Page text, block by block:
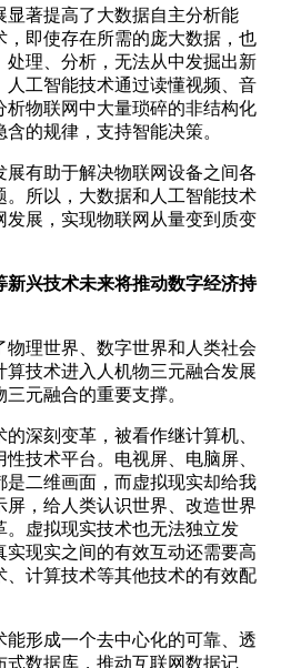
著提高了大数据自主分析能
，即使存在所需的庞大数据，也
处理、分析，无法从中发掘出新
人工智能技术通过读懂视频、音
析物联网中大量琐碎的非结构化
的规律，支持智能决策。
有助于解决物联网设备之间各
。所以，大数据和人工智能技术
发展，实现物联网从量变到质变
新兴技术未来将推动数字经济持
理世界、数字世界和人类社会
算技术进入人机物三元融合发展
元融合的重要支撑。
刻变革，被看作继计算机、
技术平台。电视屏、电脑屏、
是二维画面，而虚拟现实却给我
，给人类认识世界、改造世界
。虚拟现实技术也无法独立发
实现实之间的有效互动还需要高
、计算技术等其他技术的有效配
形成一个去中心化的可靠、透
式数据库，推动互联网数据记